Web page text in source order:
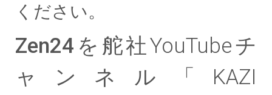
ください。
Zen24 を舵社YouTubeチ
ャンネル「KAZI